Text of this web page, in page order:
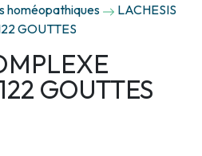
homéopathiques
LACHESIS
GOUTTES
GOUTTES